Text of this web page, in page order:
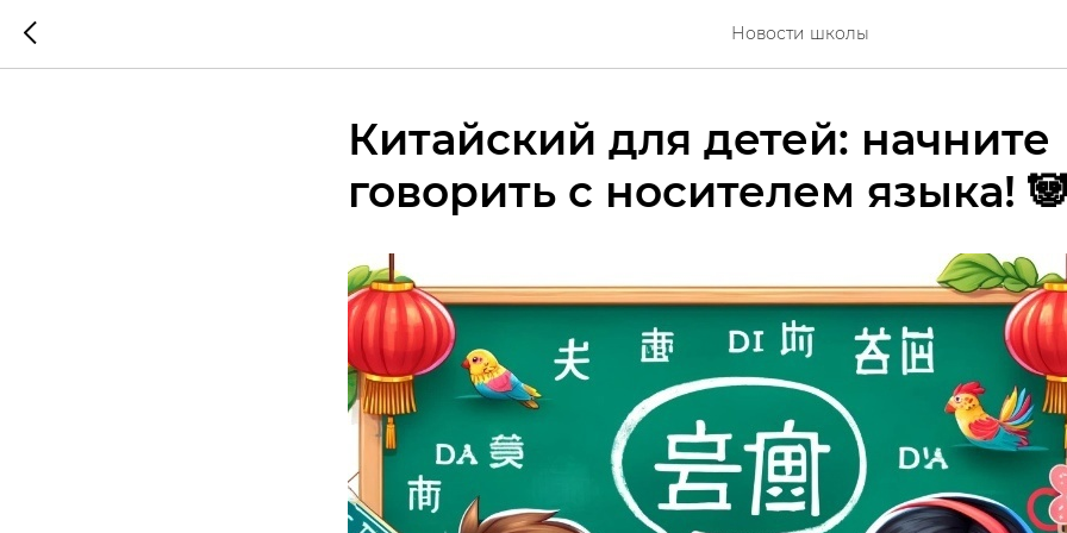
Новости школы
Китайский для детей: начните
говорить с носителем языка!